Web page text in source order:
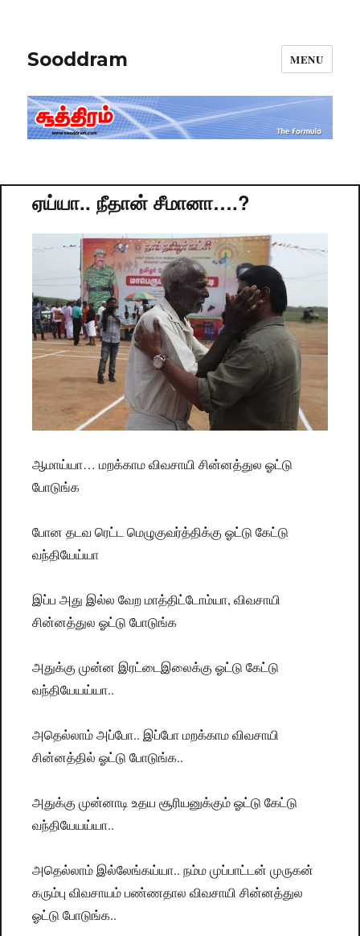
Sooddram MENU
ஏய்யா.. நீதான் சீமானா….?
ஆமாய்யா… மறக்காம விவசாயி சின்னத்துல ஓட்டு
போடுங்க
போன தடவ ரெட்ட மெழுகுவர்த்திக்கு ஓட்டு கேட்டு
வந்தியேய்யா
இப்ப அது இல்ல வேற மாத்திட்டோம்யா, விவசாயி
சின்னத்துல ஓட்டு போடுங்க
அதுக்கு முன்ன இரட்டைஇலைக்கு ஓட்டு கேட்டு
வந்தியேயய்யா..
அதெல்லாம் அப்போ.. இப்போ மறக்காம விவசாயி
சின்னத்தில் ஓட்டு போடுங்க..
அதுக்கு முன்னாடி உதய சூரியனுக்கும் ஓட்டு கேட்டு
வந்தியேயய்யா..
அதெல்லாம் இல்லேங்கய்யா.. நம்ம முப்பாட்டன் முருகன்
கரும்பு விவசாயம் பண்ணதால விவசாயி சின்னத்துல
ஓட்டு போடுங்க..